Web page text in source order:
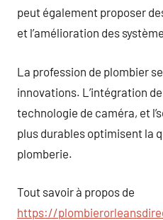
peut également proposer
et l’amélioration des
La profession de plombier
innovations. L’intégration
technologie de caméra, et
plus durables optimisent la
plomberie.
Tout savoir à propos de
https://